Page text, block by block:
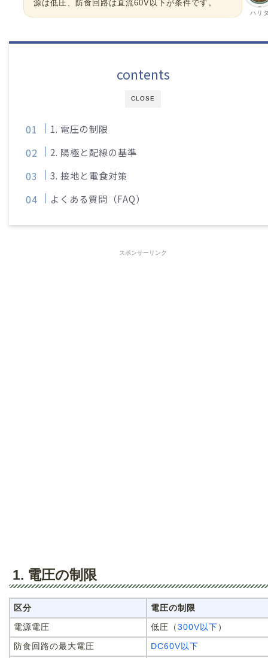
ハリ
源は低圧、防食回路は直流60V以下が条件です。
CLOSE
contents
1. 電圧の制限
2. 陽極と配線の基準
3. 接地と電食対策
よくある質問（FAQ）
スポンサーリンク
1. 電圧の制限
区分 電圧の制限
電源電圧 低圧（ 300V以下 ）
防食回路の最大電圧 DC60V以下